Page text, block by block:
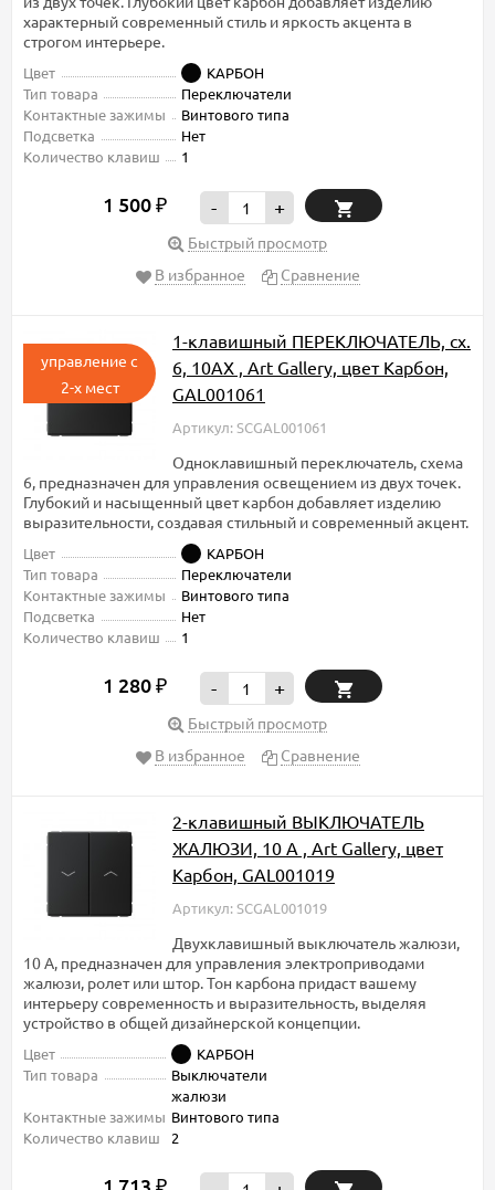
характерный современный стиль и яркость акцента в
строгом интерьере.
Цвет
КАРБОН
Тип товара
Переключатели
Контактные зажимы
Винтового типа
Подсветка
Нет
Количество клавиш
1
1 500 ₽ - +
Быстрый просмотр
В избранное
Сравнение
управление с
2-х мест
1-клавишный ПЕРЕКЛЮЧАТЕЛЬ, сх.
6, 10АХ , Art Gallery, цвет Карбон,
GAL001061
Артикул: SCGAL001061
Одноклавишный переключатель, схема
6, предназначен для управления освещением из двух точек.
Глубокий и насыщенный цвет карбон добавляет изделию
выразительности, создавая стильный и современный акцент.
Цвет
КАРБОН
Тип товара
Переключатели
Контактные зажимы
Винтового типа
Подсветка
Нет
Количество клавиш
1
1 280 ₽ - +
Быстрый просмотр
В избранное
Сравнение
2-клавишный ВЫКЛЮЧАТЕЛЬ
ЖАЛЮЗИ, 10 А , Art Gallery, цвет
Карбон, GAL001019
Артикул: SCGAL001019
Двухклавишный выключатель жалюзи,
10 А, предназначен для управления электроприводами
жалюзи, ролет или штор. Тон карбона придаст вашему
интерьеру современность и выразительность, выделяя
устройство в общей дизайнерской концепции.
Цвет
КАРБОН
Тип товара
Выключатели
жалюзи
Контактные зажимы Винтового типа
Количество клавиш
2